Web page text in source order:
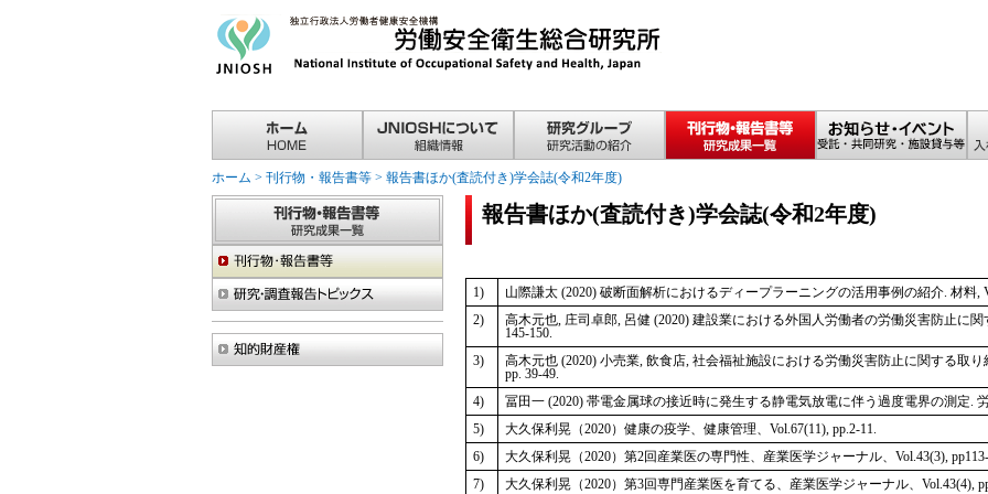
ホーム > 刊行物・報告書等 > 報告書ほか(査読付き)学会誌(令和2年度)
報告書ほか(査読付き)学会誌(令和2年度)
1)
山際謙太 (2020) 破断面解析におけるディープラーニングの活用事例の紹介. 材料,
2)
高木元也, 庄司卓郎, 呂健 (2020) 建設業における外国人労働者の労働災害防止に
145-150.
3)
高木元也 (2020) 小売業, 飲食店, 社会福祉施設における労働災害防止に関する取
pp. 39-49.
4)
冨田一 (2020) 帯電金属球の接近時に発生する静電気放電に伴う過度電界の測定.
5)
大久保利晃（2020）健康の疫学、健康管理、Vol.67(11), pp.2-11.
6)
大久保利晃（2020）第2回産業医の専門性、産業医学ジャーナル、Vol.43(3),
7)
大久保利晃（2020）第3回専門産業医を育てる、産業医学ジャーナル、Vol.43(4),